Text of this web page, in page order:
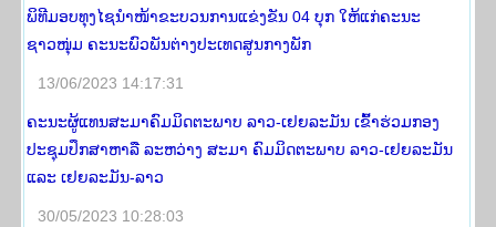
ພິທີມອບທຸງໄຊນຳໜ້າຂະບວນການແຂ່ງຂັນ 04 ບຸກ ໃຫ້ແກ່ຄະນະ
ຊາວໜຸ່ມ ຄະນະພົວພັນຕ່າງປະເທດສູນກາງພັກ
13/06/2023 14:17:31
ຄະນະຜູ້ແທນສະມາຄົມມິດຕະພາບ ລາວ-ເຢຍລະມັນ ເຂົ້າຮ່ວມກອງ
ປະຊຸມປຶກສາຫາລື ລະຫວ່າງ ສະມາ ຄົມມິດຕະພາບ ລາວ-ເຢຍລະມັນ
ແລະ ເຢຍລະມັນ-ລາວ
30/05/2023 10:28:03